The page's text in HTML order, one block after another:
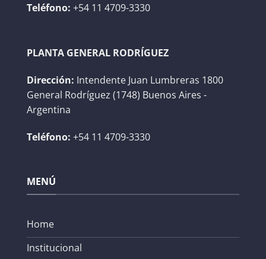
Teléfono: +54 11 4709-3330
PLANTA GENERAL RODRÍGUEZ
Dirección: Intendente Juan Lumbreras 1800
General Rodríguez (1748) Buenos Aires -
Argentina
Teléfono: +54 11 4709-3330
MENÚ
Home
Institucional